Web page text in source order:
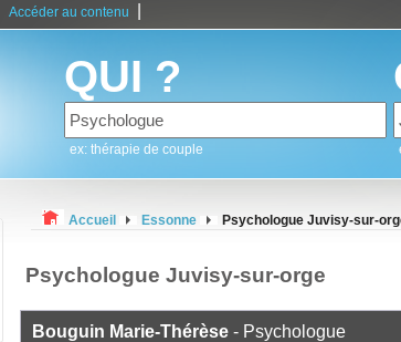
Accéder au contenu
QUI ?
ex: thérapie de couple
Accueil Essonne Psychologue Juvisy-sur-
Psychologue Juvisy-sur-orge
Bouguin Marie-Thérèse - Psychologue